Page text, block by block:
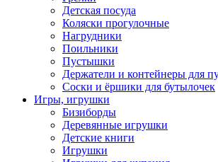
Детская посуда
Коляски прогулочные
Нагрудники
Поильники
Пустышки
Держатели и контейнеры для
Соски и ёршики для бутылочек
Игры, игрушки
Бизиборды
Деревянные игрушки
Детские книги
Игрушки